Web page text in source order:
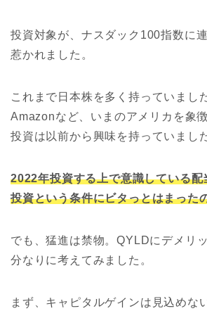
投資対象が、ナスダック100指数に
惹かれました。
これまで日本株を多く持っていまし
Amazonなど、いまのアメリカを象
投資は以前から興味を持っていまし
2022年投資する上で意識している配
投資という条件にビタっとはまった
でも、猛進は禁物。QYLDにデメリ
分なりに考えてみました。
まず、キャピタルゲインは見込めな